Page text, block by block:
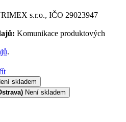
s.r.o., IČO 29023947
Komunikace produktových
.
skladem
Není skladem